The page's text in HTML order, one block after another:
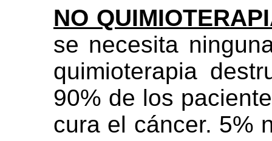
NO
se necesita
quimioterapia
90% de los
cura el cáncer. 5%